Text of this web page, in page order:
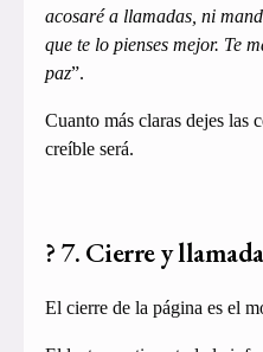
acosaré a llamadas, ni
que te lo pienses mejor. Te
paz”.
Cuanto más claras dejes las
creíble será.
? 7. Cierre y
El cierre de la página es el